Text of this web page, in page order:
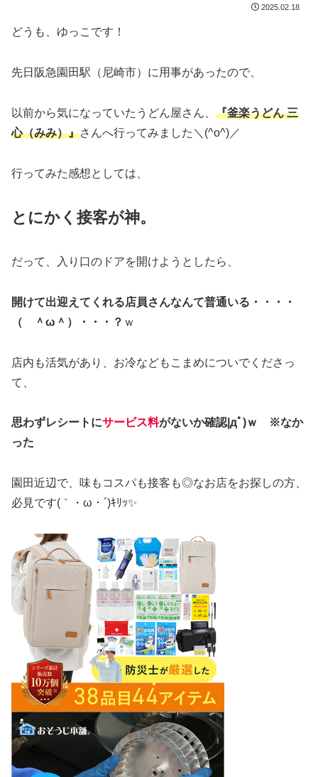
2025.02.18
どうも、ゆっこです！
先日阪急園田駅（尼崎市）に用事があったので、
以前から気になっていたうどん屋さん、 『釜楽うどん 三
心（みみ）』さんへ行ってみました＼(^o^)／
行ってみた感想としては、
とにかく接客が神。
だって、入り口のドアを開けようとしたら、
開けて出迎えてくれる店員さんなんて普通いる・・・・
（ ＾ω＾）・・・？ ｗ
店内も活気があり、お冷などもこまめについでくださっ
て、
思わずレシートにサービス料がないか確認|дﾟ)ｗ ※なか
った
園田近辺で、味もコスパも接客も◎なお店をお探しの方、
必見です(｀・ω・´)ｷﾘｯ✨